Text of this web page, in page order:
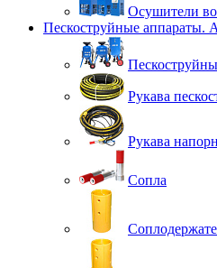
Осушители
Пескоструйные аппараты.
Рукава
Рукава
Сопла